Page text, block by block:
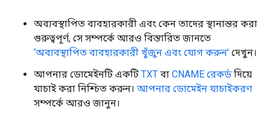
অব্যবস্থাপিত ব্যবহারকারী এবং কেন তাদের স্থানান্তর করা
গুরুত্বপূর্ণ, সে সম্পর্কে আরও বিস্তারিত জানতে
‘অব্যবস্থাপিত ব্যবহারকারী খুঁজুন এবং যোগ করুন’ দেখুন।
আপনার ডোমেইনটি একটি TXT বা CNAME রেকর্ড দিয়ে
যাচাই করা নিশ্চিত করুন। আপনার ডোমেইন যাচাইকরণ
সম্পর্কে আরও জানুন।